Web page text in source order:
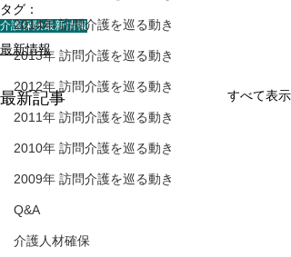
2014年 訪問介護を巡る動き
2013年 訪問介護を巡る動き
2012年 訪問介護を巡る動き
2011年 訪問介護を巡る動き
2010年 訪問介護を巡る動き
2009年 訪問介護を巡る動き
Q&A
介護人材確保
タグ：
介護保険最新情報
最新情報
最新記事 すべて表示